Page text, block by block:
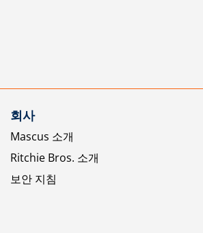
회사
Mascus 소개
Ritchie Bros. 소개
보안 지침